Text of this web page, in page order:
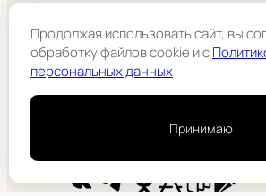
Правовая
Учредитель:
ООО «ЛАЙК-РАДИО».
Продолжая использовать сайт, вы
обработку файлов cookie и c
персональных данных
Принимаю